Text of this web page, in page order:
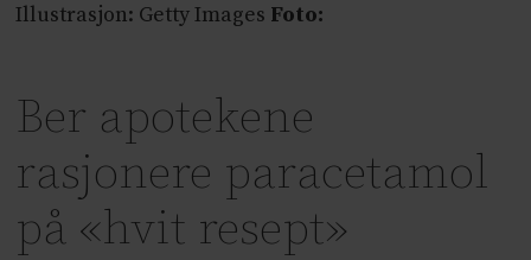
Illustrasjon: Getty Images Foto:
Ber apotekene
rasjonere paracetamol
på «hvit resept»